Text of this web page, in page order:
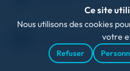
La Robine-sur-Galabre
Ce site
Nous utilisons des cookies
votre
Refuser